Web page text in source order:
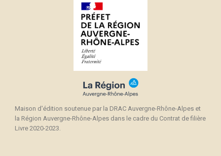
Maison d'édition soutenue par la DRAC Auvergne-Rhône-Alpes et
la Région Auvergne-Rhône-Alpes dans le cadre du Contrat de filière
Livre 2020-2023.